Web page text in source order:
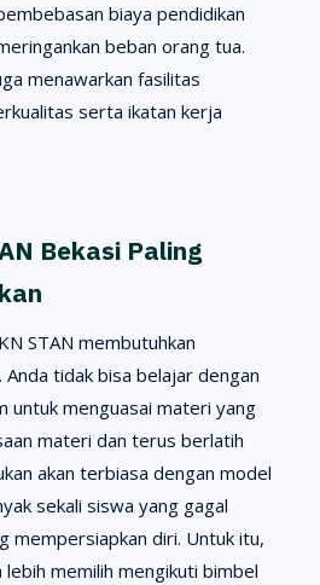
biaya pendidikan
beban orang tua.
menawarkan fasilitas
serta ikatan kerja
Bekasi Paling
STAN membutuhkan
Anda tidak bisa belajar dengan
untuk menguasai materi yang
materi dan terus berlatih
akan terbiasa dengan model
sekali siswa yang gagal
mempersiapkan diri. Untuk itu,
memilih mengikuti bimbel